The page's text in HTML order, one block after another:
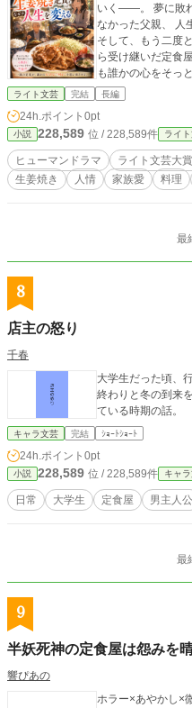
いく――。 夢に敗れかけた女性社長、 家族に想いを伝えられ
なかった父親、 人
そして、もう二度と会
ら受け継いだ定食
も誰かの心をそっと救っていく。
少し泣けて、 少し優しくなれる。
ライト文芸 完結 長編
24h.ポイント 0pt
小説 228,589 位 / 228,589件 ライ
ヒューマンドラマ ライト文芸大
生姜焼き
人情 家族愛 料理
最
8
店主の怒り
千春
大学生だった頃、
終わりと冬の到来
ている時期の話。
キャラ文芸 完結 ｼｮｰﾄｼｮｰﾄ
24h.ポイント 0pt
小説 228,589 位 / 228,589件 キャ
日常 大学生 定食屋 男主人公
最
9
半妖死神の定食屋は怨みを
響ぴあの
ホラー×あやかし×